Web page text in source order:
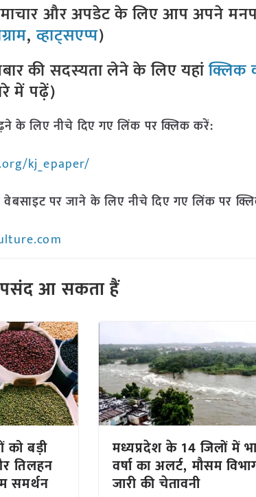
और अपडेट के लिए आप अपने
,व्हाट्सएप्प)
की सदस्यता लेने के लिए यहांक्लिक
में पढ़ें)
के लिए नीचे दिए गए लिंक पर क्लिक करें:
kj_epaper/
पर जाने के लिए नीचे दिए गए लिंक पर
आ सकता हैं
को बड़ी
तिलहन
समर्थन
मध्यप्रदेश के 14 जिलों में
वर्षा का अलर्ट, मौसम
जारी की चेतावनी